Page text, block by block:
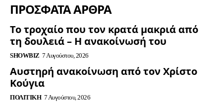
ΠΡΟΣΦΑΤΑ ΑΡΘΡΑ
Το τροχαίο που τον κρατά μακριά από
τη δουλειά – Η ανακοίνωσή του
SHOWBIZ 7 Αυγούστου, 2026
Αυστηρή ανακοίνωση από τον Χρίστο
Κούγια
ΠΟΛΙΤΙΚΉ 7 Αυγούστου, 2026